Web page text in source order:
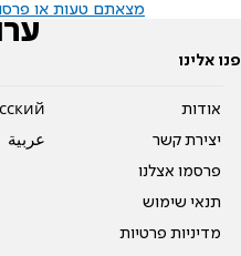
מצאתם טעות או
פנו אלינו
אודות
יצירת קשר
פרסמו אצלנו
תנאי שימוש
מדיניות פרטיות
عربية